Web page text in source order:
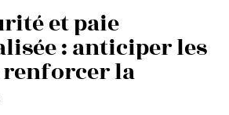
et paie
: anticiper les
renforcer la